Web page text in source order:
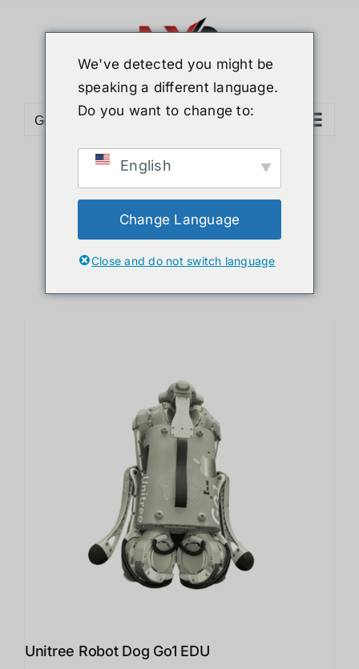
Go to...
Sort byDefault Order
Show12 Products
Unitree Robot Dog Go1 EDU
We've detected you might be
speaking a different language.
Do you want to change to:
English
Change Language
Close and do not switch language